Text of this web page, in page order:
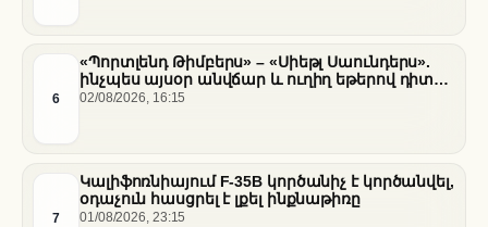
6
«Պորտլենդ Թիմբերս» – «Սիեթլ Սաունդերս».
ինչպես այսօր անվճար և ուղիղ եթերով դիտել
հանդիպումը
02/08/2026, 16:15
7
Կալիֆոռնիայում F-35B կործանիչ է կործանվել,
օդաչուն հասցրել է լքել ինքնաթիռը
01/08/2026, 23:15